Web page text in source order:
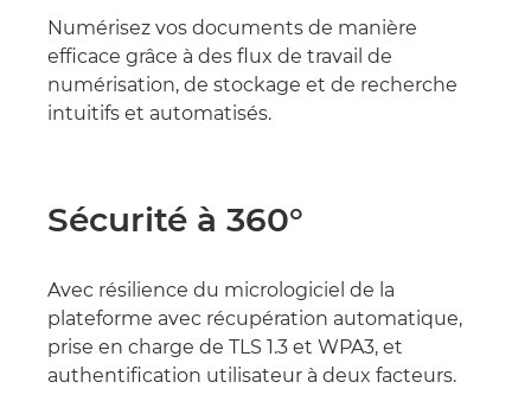
Numérisez vos documents de manière
efficace grâce à des flux de travail de
numérisation, de stockage et de recherche
intuitifs et automatisés.
Sécurité à 360°
Avec résilience du micrologiciel de la
plateforme avec récupération automatique,
prise en charge de TLS 1.3 et WPA3, et
authentification utilisateur à deux facteurs.